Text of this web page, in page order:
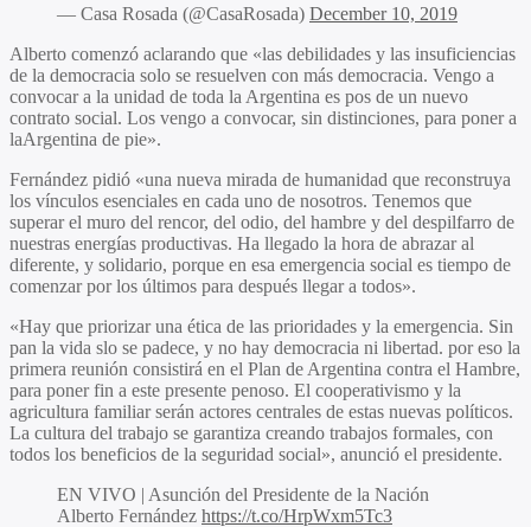
— Casa Rosada (@CasaRosada) December 10, 2019
Alberto comenzó aclarando que «las debilidades y las insuficiencias
de la democracia solo se resuelven con más democracia. Vengo a
convocar a la unidad de toda la Argentina es pos de un nuevo
contrato social. Los vengo a convocar, sin distinciones, para poner a
laArgentina de pie».
Fernández pidió «una nueva mirada de humanidad que reconstruya
los vínculos esenciales en cada uno de nosotros. Tenemos que
superar el muro del rencor, del odio, del hambre y del despilfarro de
nuestras energías productivas. Ha llegado la hora de abrazar al
diferente, y solidario, porque en esa emergencia social es tiempo de
comenzar por los últimos para después llegar a todos».
«Hay que priorizar una ética de las prioridades y la emergencia. Sin
pan la vida slo se padece, y no hay democracia ni libertad. por eso la
primera reunión consistirá en el Plan de Argentina contra el Hambre,
para poner fin a este presente penoso. El cooperativismo y la
agricultura familiar serán actores centrales de estas nuevas políticos.
La cultura del trabajo se garantiza creando trabajos formales, con
todos los beneficios de la seguridad social», anunció el presidente.
EN VIVO | Asunción del Presidente de la Nación
Alberto Fernández https://t.co/HrpWxm5Tc3